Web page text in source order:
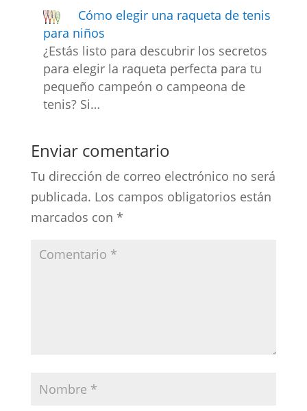
Cómo elegir una raqueta de tenis
para niños
¿Estás listo para descubrir los secretos
para elegir la raqueta perfecta para tu
pequeño campeón o campeona de
tenis? Si…
Enviar comentario
Tu dirección de correo electrónico no será
publicada. Los campos obligatorios están
marcados con *